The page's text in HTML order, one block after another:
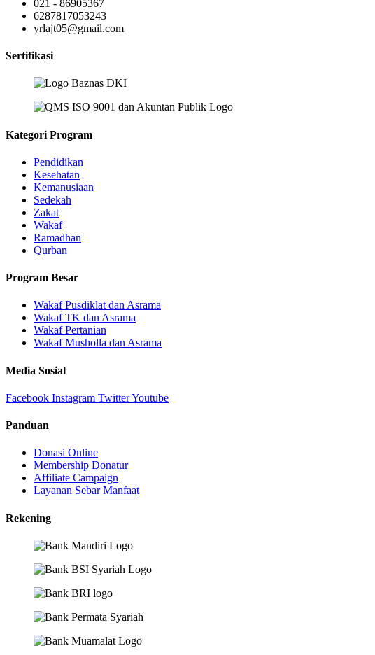
021 - 86905367
6287817053243
yrlajt05@gmail.com
Sertifikasi
Kategori Program
Pendidikan
Kesehatan
Kemanusiaan
Sedekah
Zakat
Wakaf
Ramadhan
Qurban
Program Besar
Wakaf Pusdiklat dan Asrama
Wakaf TK dan Asrama
Wakaf Pertanian
Wakaf Musholla dan Asrama
Media Sosial
Facebook Instagram TwitterYoutube
Panduan
Donasi Online
Membership Donatur
Affiliate Campaign
Layanan Sebar Manfaat
Rekening